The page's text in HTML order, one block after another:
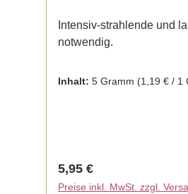
Intensiv-strahlende und
notwendig.
Inhalt: 5 Gramm (1,19 € / 1
Regulärer Preis:
5,95 €
Preise inkl. MwSt. zzgl.